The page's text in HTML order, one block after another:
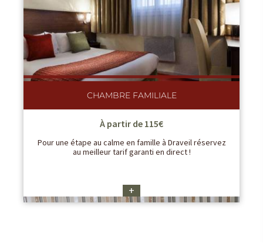
CHAMBRE FAMILIALE
À partir de 115€
Pour une étape au calme en famille à Draveil réservez
au meilleur tarif garanti en direct !
+